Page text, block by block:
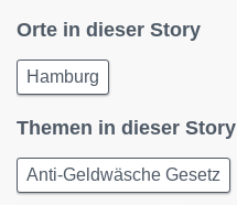
Orte in dieser Story
Hamburg
Themen in dieser Story
Anti-Geldwäsche Gesetz